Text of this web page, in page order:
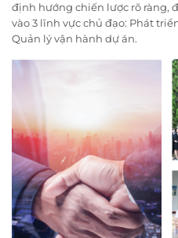
định hướng chiến lược rõ ràng,
vào 3 lĩnh vực chủ đạo: Phát
Quản lý vận hành dự án.